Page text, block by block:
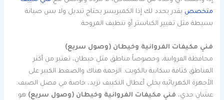
متخصص يقدر يحدد لك إذا الكمبريسر يحتاج تبديل ولا بس صيانة
بسيطة مثل تغيير الكباستر أو تنظيف المروحة.
فني مكيفات الفروانية وخيطان (وصول سريع)
محافظة الفروانية، وخصوصاً مناطق مثل خيطان، تعتبر من أكثر
المناطق كثافة سكانية بالكويت. الزحمة هناك والضغط الكبير على
الأجهزة الكهربائية يخلي أعطال التكييف تزيد، خاصة في فصل الصيف.
عشان جذي، فني مكيفات الفروانية وخيطان (وصول سريع) هو